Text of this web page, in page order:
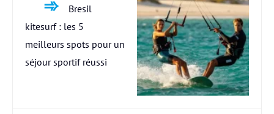
Bresil
kitesurf : les 5
meilleurs spots pour un
séjour sportif réussi